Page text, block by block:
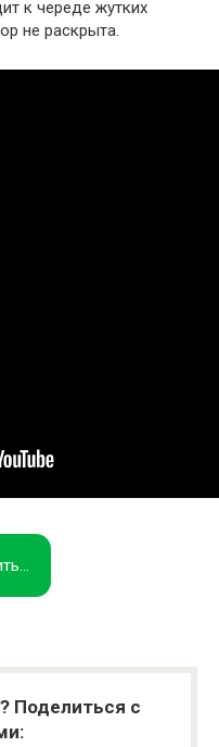
к череде жутких
не раскрыта.
Поделиться с